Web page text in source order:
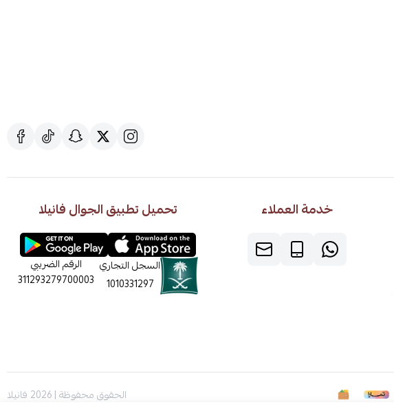
خدمة العملاء تحميل تطبيق الجوال فانيلا
السجل التجاري
1010331297
الرقم الضريبي
311293279700003
الحقوق محفوظة | 2026 فانيلا